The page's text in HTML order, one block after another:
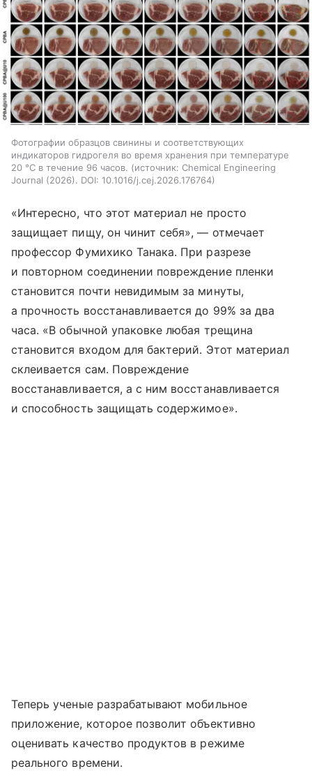
Фотографии образцов свинины и соответствующих
индикаторов гидрогеля во время хранения при температуре
20 °C в течение 96 часов.
источник: Chemical Engineering
Journal (2026). DOI: 10.1016/j.cej.2026.176764
«Интересно, что этот материал не просто
защищает пищу, он чинит себя», — отмечает
профессор Фумихико Танака. При разрезе
и повторном соединении повреждение пленки
становится почти невидимым за минуты,
а прочность восстанавливается до 99% за два
часа. «В обычной упаковке любая трещина
становится входом для бактерий. Этот материал
склеивается сам. Повреждение
восстанавливается, а с ним восстанавливается
и способность защищать содержимое».
Теперь ученые разрабатывают мобильное
приложение, которое позволит объективно
оценивать качество продуктов в режиме
реального времени.